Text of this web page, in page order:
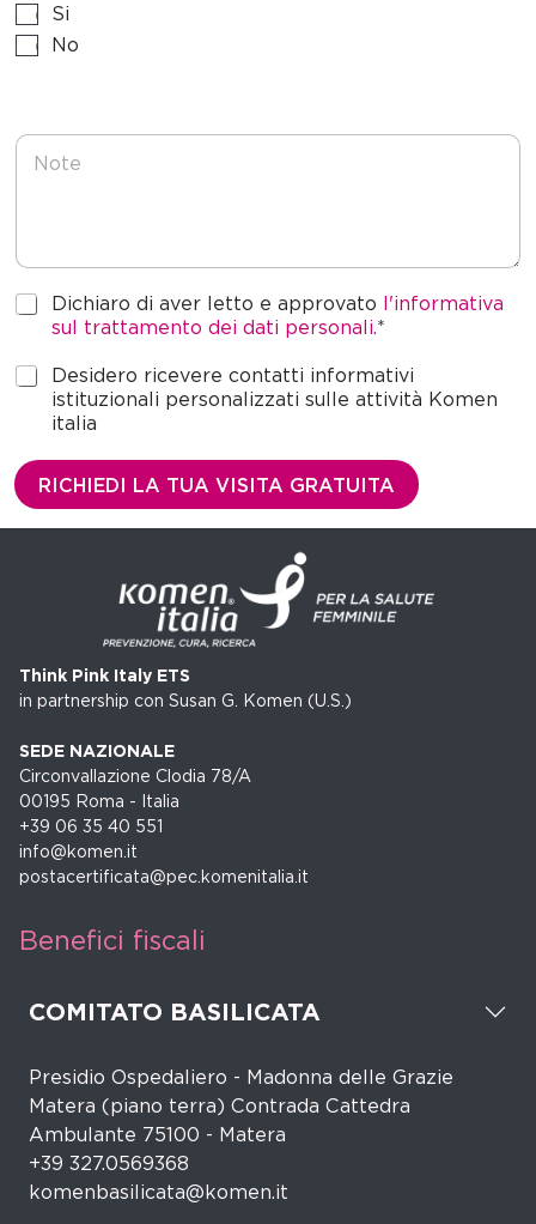
Si
No
N
P
v
a
*
Dichiaro di aver letto e approvato l'informativa
sul trattamento dei dati personali.*
M
e
t
n
Desidero ricevere contatti informativi
istituzionali personalizzati sulle attività Komen
italia
RICHIEDI LA TUA VISITA GRATUITA
Think Pink Italy ETS
in partnership con Susan G. Komen (U.S.)
SEDE NAZIONALE
Circonvallazione Clodia 78/A
00195 Roma - Italia
+39 06 35 40 551
info@komen.it
postacertificata@pec.komenitalia.it
Benefici fiscali
COMITATO BASILICATA
Presidio Ospedaliero - Madonna delle Grazie
Matera (piano terra) Contrada Cattedra
Ambulante 75100 - Matera
+39 327.0569368
komenbasilicata@komen.it